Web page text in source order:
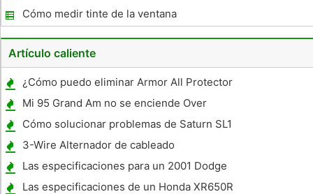
Grapevine California?
Cómo medir tinte de la ventana
Artículo caliente
¿Cómo puedo eliminar Armor All Protector
De Trabajo de la pintura de mi coche?
Mi 95 Grand Am no se enciende Over
Cómo solucionar problemas de Saturn SL1
Limpiaparabrisas
3-Wire Alternador de cableado
Instrucciones de
Las especificaciones para un 2001 Dodge
Ram Van B1500
Las especificaciones de un Honda XR650R